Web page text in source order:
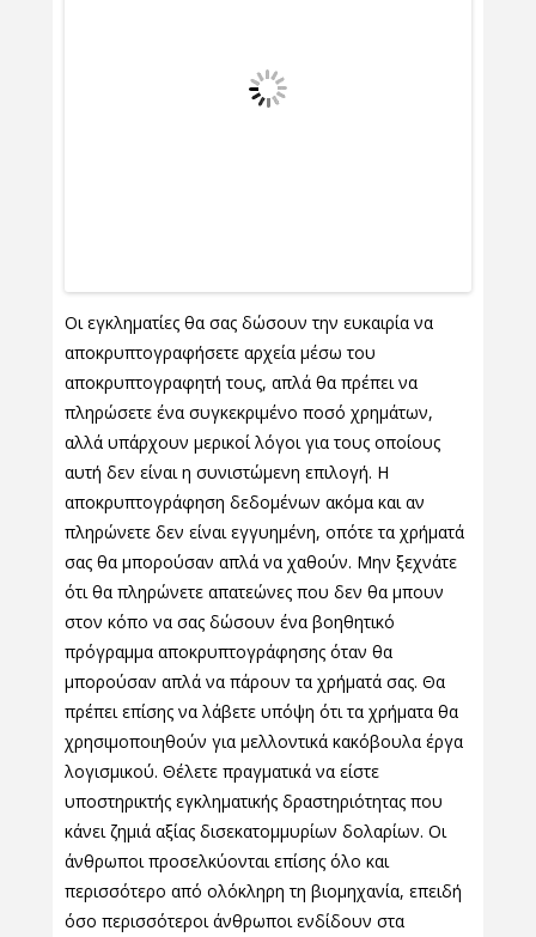
Οι εγκληματίες θα σας δώσουν την ευκαιρία να
αποκρυπτογραφήσετε αρχεία μέσω του
αποκρυπτογραφητή τους, απλά θα πρέπει να
πληρώσετε ένα συγκεκριμένο ποσό χρημάτων,
αλλά υπάρχουν μερικοί λόγοι για τους οποίους
αυτή δεν είναι η συνιστώμενη επιλογή. Η
αποκρυπτογράφηση δεδομένων ακόμα και αν
πληρώνετε δεν είναι εγγυημένη, οπότε τα χρήματά
σας θα μπορούσαν απλά να χαθούν. Μην ξεχνάτε
ότι θα πληρώνετε απατεώνες που δεν θα μπουν
στον κόπο να σας δώσουν ένα βοηθητικό
πρόγραμμα αποκρυπτογράφησης όταν θα
μπορούσαν απλά να πάρουν τα χρήματά σας. Θα
πρέπει επίσης να λάβετε υπόψη ότι τα χρήματα θα
χρησιμοποιηθούν για μελλοντικά κακόβουλα έργα
λογισμικού. Θέλετε πραγματικά να είστε
υποστηρικτής εγκληματικής δραστηριότητας που
κάνει ζημιά αξίας δισεκατομμυρίων δολαρίων. Οι
άνθρωποι προσελκύονται επίσης όλο και
περισσότερο από ολόκληρη τη βιομηχανία, επειδή
όσο περισσότεροι άνθρωποι ενδίδουν στα